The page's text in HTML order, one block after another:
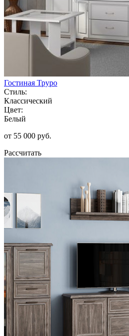
Гостиная Труро
Стиль:
Классический
Цвет:
Белый
от 55 000 руб.
Рассчитать